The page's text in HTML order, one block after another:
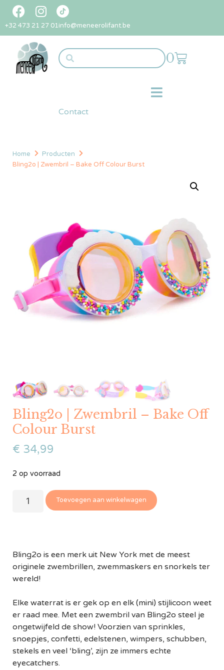
+32 473 21 27 01info@meneerolifant.be
0
Contact
Home
Producten
Bling2o | Zwembril – Bake Off Colour Burst
Bling2o | Zwembril – Bake Off
Colour Burst
€ 34,99
2 op voorraad
Toevoegen aan winkelwagen
Bling2o is een merk uit New York met de meest
originele zwembrillen, zwemmaskers en snorkels ter
wereld!
Elke waterrat is er gek op en elk (mini) stijlicoon weet
er raad mee. Met een zwembril van Bling2o steel je
ongetwijfeld de show! Voorzien van sprinkles,
snoepjes, confetti, edelstenen, wimpers, schubben,
stekels en veel ‘bling’, zijn ze immers echte
eyecatchers.